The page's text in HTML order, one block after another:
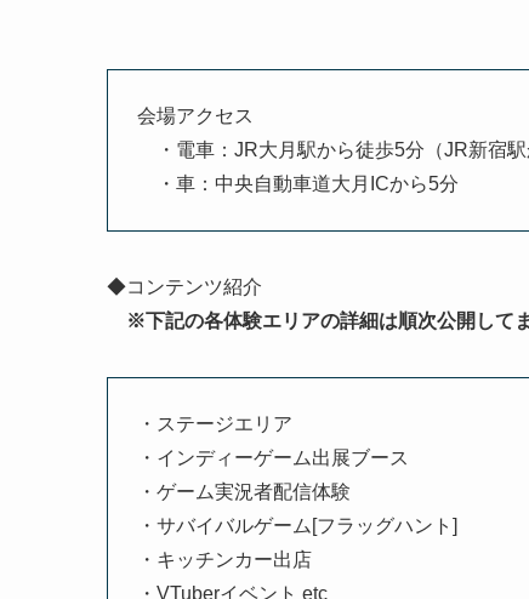
会場アクセス
・電車：JR大月駅から徒歩5分（JR新宿駅
・車：中央自動車道大月ICから5分
◆コンテンツ紹介
※下記の各体験エリアの詳細は順次公開してま
・ステージエリア
・インディーゲーム出展ブース
・ゲーム実況者配信体験
・サバイバルゲーム[フラッグハント]
・キッチンカー出店
・VTuberイベント etc